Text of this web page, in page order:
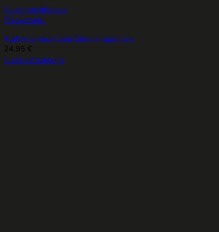
Lisää toivelistaan
Pikakatselu
Kultaköynnös Cebu Blue amppelissa
24,95 €
Lisää ostoskoriin